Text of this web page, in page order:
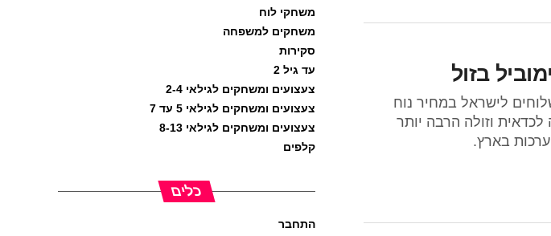
בזול
לישראל במחיר נוח
וזולה הרבה יותר
בארץ.
משחקי לוח
משחקים למשפחה
סקירות
עד גיל 2
צעצועים ומשחקים לגילאי 2-4
צעצועים ומשחקים לגילאי 5 עד 7
צעצועים ומשחקים לגילאי 8-13
קלפים
כלים
התחבר